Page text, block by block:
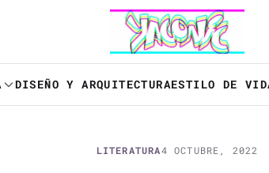
DISEÑO Y ARQUITECTURAESTILO DE
LITERATURA4 OCTUBRE, 2022